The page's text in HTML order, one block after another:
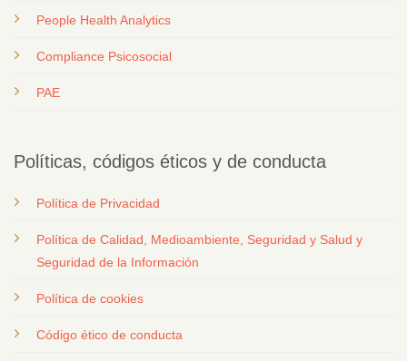
People Health Analytics
Compliance Psicosocial
PAE
Políticas, códigos éticos y de conducta
Política de Privacidad
Política de Calidad, Medioambiente, Seguridad y Salud y
Seguridad de la Información
Política de cookies
Código ético de conducta